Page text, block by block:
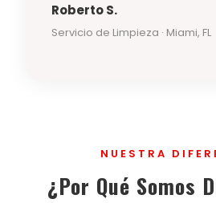
Roberto S.
Servicio de Limpieza · Miami, FL
NUESTRA
¿Por Qué Somos